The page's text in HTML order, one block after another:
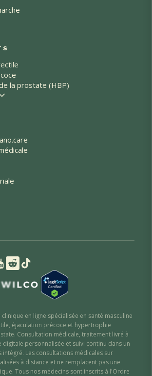
la prostate (HBP)
clinique en ligne spécialisée en santé masculine
, éjaculation précoce et hypertrophie
. Consultation médicale, traitement livré à
personnalisée et suivi continu dans un
intégré. Les consultations médicales sur
à distance et ne remplacent pas une
Tous nos médecins sont inscrits à l'Ordre